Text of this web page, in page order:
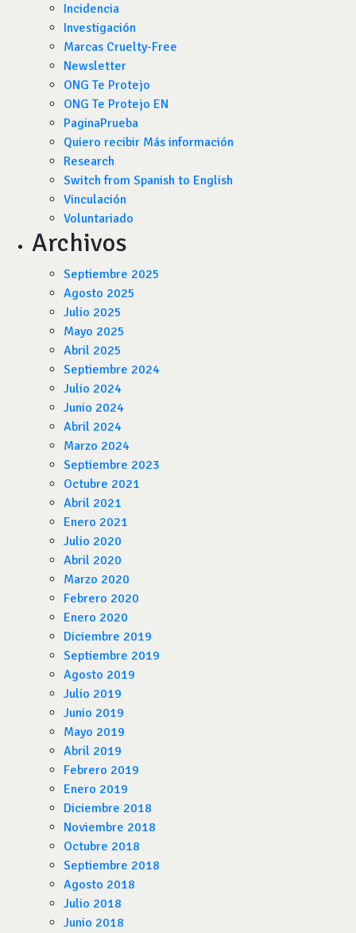
Incidencia
Investigación
Marcas Cruelty-Free
Newsletter
ONG Te Protejo
ONG Te Protejo EN
PaginaPrueba
Quiero recibir Más información
Research
Switch from Spanish to English
Vinculación
Voluntariado
Archivos
Septiembre 2025
Agosto 2025
Julio 2025
Mayo 2025
Abril 2025
Septiembre 2024
Julio 2024
Junio 2024
Abril 2024
Marzo 2024
Septiembre 2023
Octubre 2021
Abril 2021
Enero 2021
Julio 2020
Abril 2020
Marzo 2020
Febrero 2020
Enero 2020
Diciembre 2019
Septiembre 2019
Agosto 2019
Julio 2019
Junio 2019
Mayo 2019
Abril 2019
Febrero 2019
Enero 2019
Diciembre 2018
Noviembre 2018
Octubre 2018
Septiembre 2018
Agosto 2018
Julio 2018
Junio 2018